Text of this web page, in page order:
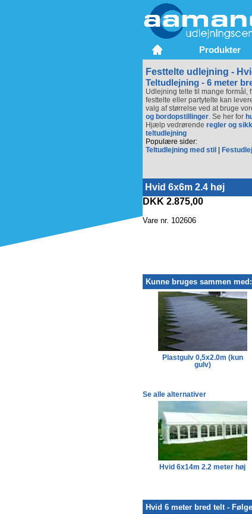
Festtelte udlejning -
Teltudlejning - 6 meter
Udlejning telte til mange formål,
festtelte eller partytelte kan
valg af størrelse ved at bruge
og bordopstillinger. Se her for
Hjælp vedrørende regler og
teltudlejning
Populære sider:
Teltudlejning med stil
Hvid 6x6m 2.4 høj
DKK 2.875,00
Vare nr. 102606
Kunne bruges sammen med:
Se alle alternativer
Hvid 6 meter bred telt -
Produkter
Hvid 6x14m 2.2 meter høj
Plastgulv 0,5x2.0m (kun
gulv)